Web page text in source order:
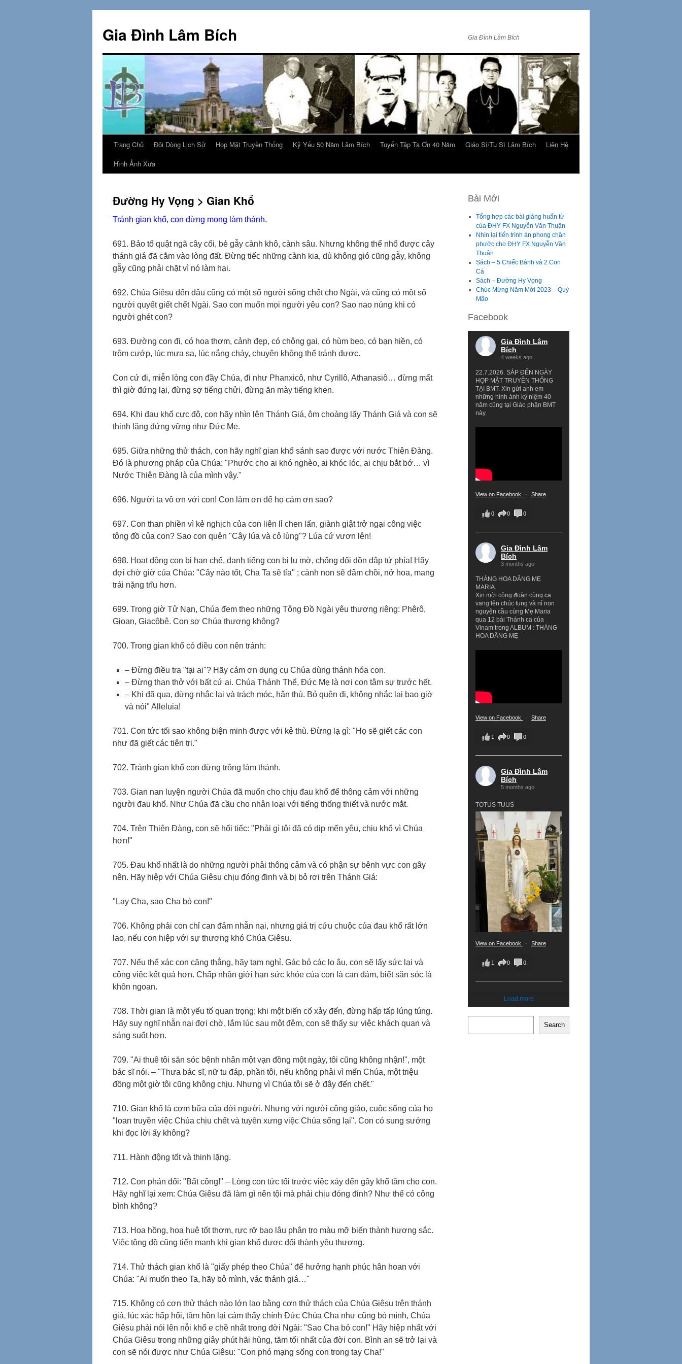
content
Gia Đình Lâm Bích Gia Đình Lâm Bích
Trang Chủ Đôi Dòng Lịch Sử Họp Mặt Truyền Thống Kỷ Yếu 50 Năm Lâm Bích Tuyển Tập Tạ Ơn 40 Năm Giáo Sĩ/Tu Sĩ Lâm Bích
Liên Hệ
Hình Ảnh Xưa
Đường Hy Vọng > Gian Khổ
Tránh gian khổ, con đừng mong làm thánh.
691. Bảo tố quật ngã cây cối, bẻ gẫy cành khô, cành sâu. Nhưng không thể nhổ được cây
thánh giá đã cắm vào lòng đất. Đừng tiếc những cành kia, dù không gió cũng gẫy, không
gẫy cũng phải chặt vì nó làm hại.
692. Chúa Giêsu đến đâu cũng có một số người sống chết cho Ngài, và cũng có một số
người quyết giết chết Ngài. Sao con muốn mọi người yêu con? Sao nao núng khi có
người ghét con?
693. Đường con đi, có hoa thơm, cảnh đẹp, có chông gai, có hùm beo, có bạn hiền, có
trộm cướp, lúc mưa sa, lúc nắng cháy, chuyện không thể tránh được.
Con cứ đi, miễn lòng con đầy Chúa, đi như Phanxicô, như Cyrillô, Athanasiô… đừng mất
thì giờ đứng lại, đừng sợ tiếng chửi, đừng ăn mày tiếng khen.
694. Khi đau khổ cực độ, con hãy nhìn lên Thánh Giá, ôm choàng lấy Thánh Giá và con sẽ
thinh lặng đứng vững như Đức Mẹ.
695. Giữa những thử thách, con hãy nghĩ gian khổ sánh sao được với nước Thiên Đàng.
Đó là phương pháp của Chúa: "Phước cho ai khó nghèo, ai khóc lóc, ai chịu bắt bớ… vì
Nước Thiên Đàng là của mình vậy."
696. Người ta vô ơn với con! Con làm ơn để họ cám ơn sao?
697. Con than phiền vì kẻ nghịch của con liên lỉ chen lấn, giành giật trở ngại công việc
tông đồ của con? Sao con quên "Cây lúa và cỏ lùng"? Lúa cứ vươn lên!
698. Hoạt động con bị hạn chế, danh tiếng con bị lu mờ, chống đối dồn dập tứ phía! Hãy
đợi chờ giờ của Chúa: "Cây nào tốt, Cha Ta sẽ tỉa" ; cành non sẽ đâm chồi, nở hoa, mang
trái nặng trĩu hơn.
699. Trong giờ Tử Nạn, Chúa đem theo những Tông Đồ Ngài yêu thương riêng: Phêrô,
Gioan, Giacôbê. Con sợ Chúa thương không?
700. Trong gian khổ có điều con nên tránh:
– Đừng điều tra "tại ai"? Hãy cám ơn dụng cụ Chúa dùng thánh hóa con.
– Đừng than thở với bất cứ ai. Chúa Thánh Thể, Đức Mẹ là nơi con tâm sự trước hết.
– Khi đã qua, đừng nhắc lại và trách móc, hận thù. Bỏ quên đi, không nhắc lại bao giờ
và nói" Alleluia!
701. Con tức tối sao không biện minh được với kẻ thù. Đừng lạ gì: "Họ sẽ giết các con
như đã giết các tiên tri."
702. Tránh gian khổ con đừng trông làm thánh.
703. Gian nan luyện người Chúa đã muốn cho chịu đau khổ để thông cảm với những
người đau khổ. Như Chúa đã cầu cho nhân loại với tiếng thống thiết và nước mắt.
704. Trên Thiên Đàng, con sẽ hối tiếc: "Phải gì tôi đã có dịp mến yêu, chịu khổ vì Chúa
hơn!"
705. Đau khổ nhất là do những người phải thông cảm và có phận sự bênh vực con gây
nên. Hãy hiệp với Chúa Giêsu chịu đóng đinh và bị bỏ rơi trên Thánh Giá:
"Lạy Cha, sao Cha bỏ con!"
706. Không phải con chỉ can đảm nhẫn nại, nhưng giá trị cứu chuộc của đau khổ rất lớn
lao, nếu con hiệp với sự thương khó Chúa Giêsu.
707. Nếu thể xác con căng thẳng, hãy tạm nghỉ. Gác bỏ các lo âu, con sẽ lấy sức lại và
công việc kết quả hơn. Chấp nhận giới hạn sức khỏe của con là can đảm, biết săn sóc là
khôn ngoan.
708. Thời gian là một yếu tố quan trọng; khi một biến cố xảy đến, đừng hấp tấp lúng túng.
Hãy suy nghĩ nhẫn nại đợi chờ, lắm lúc sau một đêm, con sẽ thấy sự việc khách quan và
sáng suốt hơn.
709. "Ai thuê tôi săn sóc bệnh nhân một vạn đồng một ngày, tôi cũng không nhận!", một
bác sĩ nói. – "Thưa bác sĩ, nữ tu đáp, phần tôi, nếu không phải vì mến Chúa, một triệu
đồng một giờ tôi cũng không chịu. Nhưng vì Chúa tôi sẽ ở đây đến chết."
710. Gian khổ là cơm bữa của đời người. Nhưng với người công giáo, cuộc sống của họ
"loan truyền việc Chúa chịu chết và tuyên xưng việc Chúa sống lại". Con có sung sướng
khi đọc lời ấy không?
711. Hành động tốt và thinh lặng.
712. Con phản đối: "Bất công!" – Lòng con tức tối trước việc xảy đến gây khổ tâm cho con.
Hãy nghĩ lại xem: Chúa Giêsu đã làm gì nên tội mà phải chịu đóng đinh? Như thế có công
bình không?
713. Hoa hồng, hoa huệ tốt thơm, rực rỡ bao lâu phân tro màu mỡ biến thành hương sắc.
Việc tông đồ cũng tiến mạnh khi gian khổ được đổi thành yêu thương.
714. Thử thách gian khổ là "giấy phép theo Chúa" để hưởng hạnh phúc hân hoan với
Chúa: "Ai muốn theo Ta, hãy bỏ mình, vác thánh giá…"
715. Không có cơn thử thách nào lớn lao bằng cơn thử thách của Chúa Giêsu trên thánh
giá, lúc xác hấp hối, tâm hồn lại cảm thấy chính Đức Chúa Cha như cũng bỏ mình, Chúa
Giêsu phải nói lên nỗi khổ e chề nhất trong đời Ngài: "Sao Cha bỏ con!" Hãy hiệp nhất với
Chúa Giêsu trong những giây phút hãi hùng, tăm tối nhất của đời con. Bình an sẽ trở lại và
con sẽ nói được như Chúa Giêsu: "Con phó mạng sống con trong tay Cha!"
Bài Mới
Tổng hợp các bài giảng huấn từ
của ĐHY FX Nguyễn Văn Thuận
Nhìn lại tiến trình án phong chân
phước cho ĐHY FX Nguyễn Văn
Thuận
Sách – 5 Chiếc Bánh và 2 Con
Cá
Sách – Đường Hy Vọng
Chúc Mừng Năm Mới 2023 – Quý
Mão
Facebook
Gia Đình Lâm
Bích
4 weeks ago
22.7.2026. SẮP ĐẾN NGÀY
HỌP MẶT TRUYỀN THỐNG
TẠI BMT. Xin gửi anh em
những hình ảnh kỷ niệm 40
năm cũng tại Giáo phận BMT
này.
View on Facebook · Share
0 0 0
Gia Đình Lâm
Bích
3 months ago
THÁNG HOA DÂNG MẸ
MARIA.
Xin mời cộng đoàn cùng ca
vang lên chúc tụng và nỉ non
nguyện cầu cùng Mẹ Maria
qua 12 bài Thánh ca của
Vinam trong ALBUM : THÁNG
HOA DÂNG MẸ
View on Facebook · Share
1 0 0
Gia Đình Lâm
Bích
5 months ago
TOTUS TUUS
View on Facebook · Share
1 0 0
Load more
Search